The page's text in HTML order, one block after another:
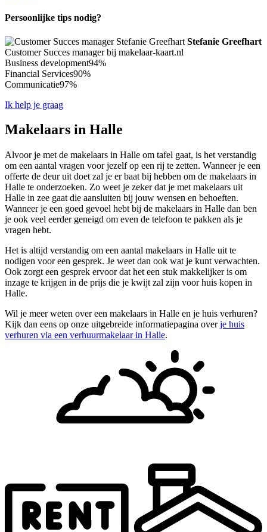
Persoonlijke tips nodig?
Stefanie Greefhart
Customer Succes manager bij makelaar-kaart.nl
Business development94%
Financial Services90%
Communicatie97%
Ik help je graag
Makelaars in Halle
Alvoor je met de makelaars in Halle om tafel gaat, is het verstandig
om een aantal vragen voor jezelf op een rij te zetten. Wanneer je een
offerte de deur uit doet zal je er baat bij hebben om de makelaars in
Halle te onderzoeken. Zo weet je zeker dat je met makelaars uit
Halle in zee gaat die aansluiten bij jouw wensen en behoeften.
Wanneer je een goed gevoel hebt bij de makelaars in Halle dan ben
je ook veel eerder geneigd om even de telefoon te pakken als je
vragen hebt.
Het is altijd verstandig om een aantal makelaars in Halle uit te
nodigen voor een gesprek. Je weet dan ook wat je kunt verwachten.
Ook zorgt een gesprek ervoor dat het een stuk makkelijker is om
inzage te krijgen in de prijs die je kwijt zal zijn voor huis kopen in
Halle.
Wil je meer weten over een makelaars in Halle en je huis verhuren?
Kijk dan eens op onze uitgebreide informatiepagina overje huis
verhuren via een verhuurmakelaar in Halle.